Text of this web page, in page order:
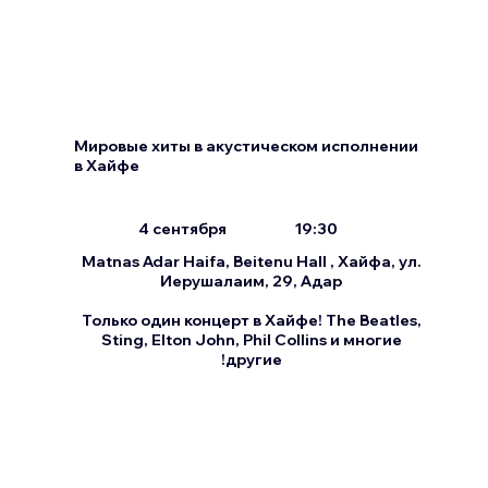
Мировые хиты в акустическом исполнении
в Хайфе
4 сентября
19:30
Matnas Adar Haifa, Beitenu Hall , Хайфа, ул.
Иерушалаим, 29, Адар
Только один концерт в Хайфе! The Beatles,
Sting, Elton John, Phil Collins и многие
другие!